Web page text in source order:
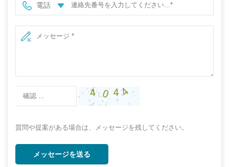
電話
質問や提案がある場合は、メッセージを残してください。
メッセージを送る